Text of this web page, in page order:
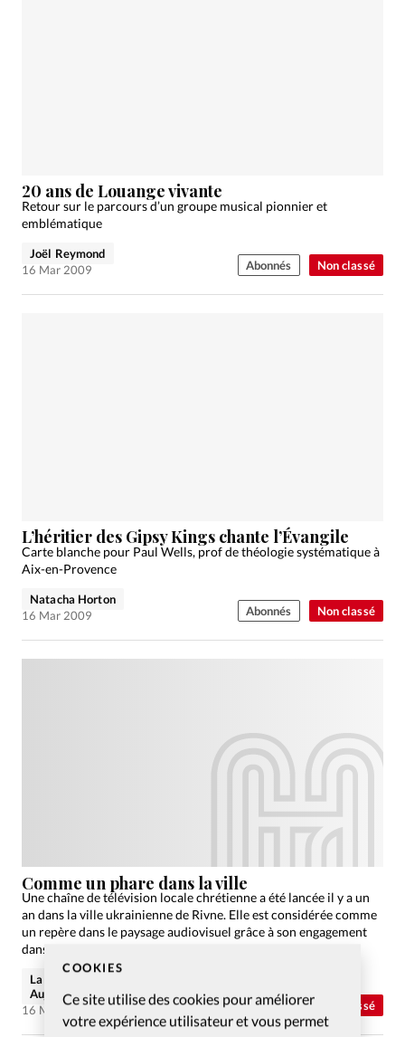
COOKIES
Ce site utilise des cookies pour améliorer
votre expérience utilisateur et vous permet
Non classé
20 ans de Louange vivante
Retour sur le parcours d’un groupe musical pionnier et
emblématique
Joël Reymond
16 Mar 2009
Abonnés
Non classé
L’héritier des Gipsy Kings chante l’Évangile
Carte blanche pour Paul Wells, prof de théologie systématique à
Aix-en-Provence
Natacha Horton
16 Mar 2009
Abonnés
Non classé
Comme un phare dans la ville
Une chaîne de télévision locale chrétienne a été lancée il y a un
an dans la ville ukrainienne de Rivne. Elle est considérée comme
un repère dans le paysage audiovisuel grâce à son engagement
dans…
La rédaction de Christianisme
Aujourd'hui
16 Mar 2009
Abonnés